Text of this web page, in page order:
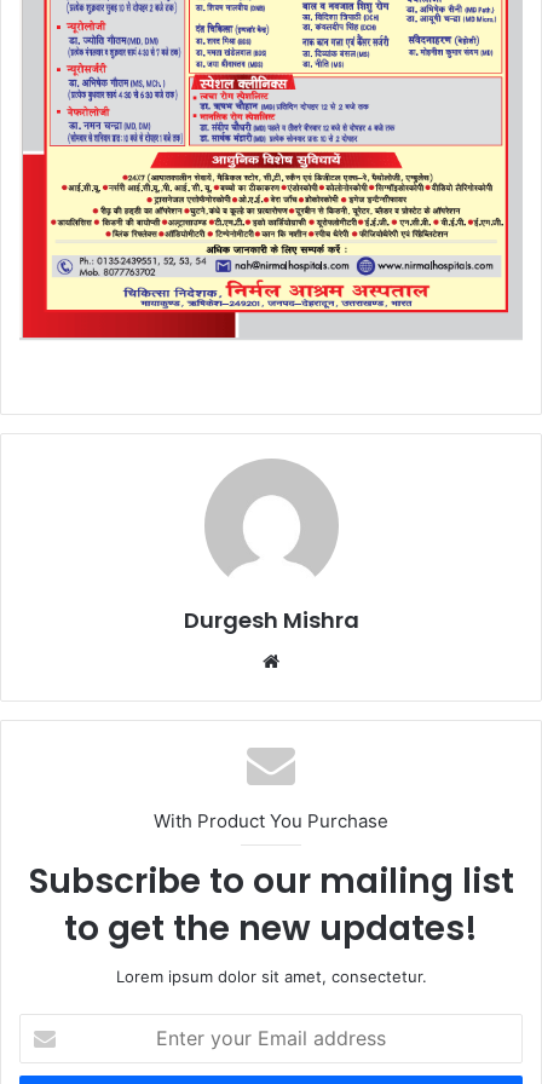
Durgesh Mishra
Website
With Product You Purchase
Subscribe to our mailing list
to get the new updates!
Lorem ipsum dolor sit amet, consectetur.
your
Email